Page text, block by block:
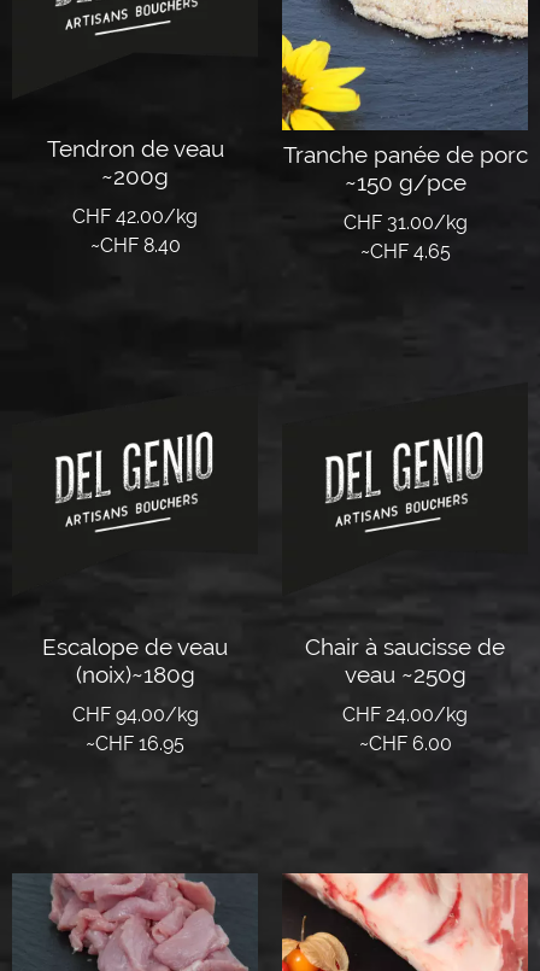
Tendron de veau
~200g
CHF 42.00/kg
~CHF8.40
Tranche panée de porc
~150 g/pce
CHF 31.00/kg
~CHF4.65
Escalope de veau
(noix)~180g
CHF 94.00/kg
~CHF 16.95
Chair à saucisse de
veau ~250g
CHF 24.00/kg
~CHF6.00